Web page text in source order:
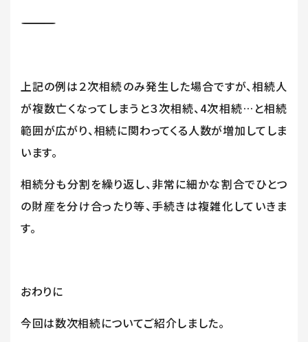
―――――――――――――――――――――――
上記の例は２次相続のみ発生した場合ですが、相続人
が複数亡くなってしまうと３次相続、4次相続…と相続
範囲が広がり、相続に関わってくる人数が増加してしま
います。
相続分も分割を繰り返し、非常に細かな割合でひとつ
の財産を分け合ったり等、手続きは複雑化していきま
す。
おわりに
今回は数次相続についてご紹介しました。